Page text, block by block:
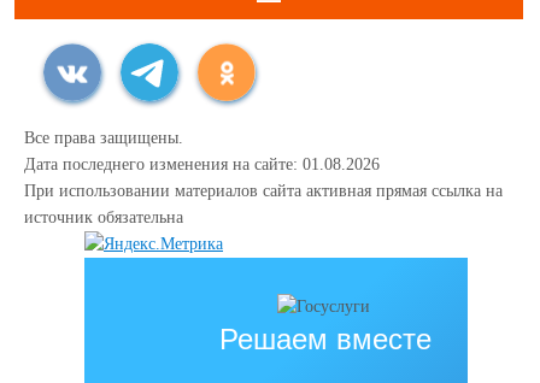
Все права защищены.
Дата последнего изменения на сайте: 01.08.2026
При использовании материалов сайта активная прямая ссылка на
источник обязательна
Решаем вместе